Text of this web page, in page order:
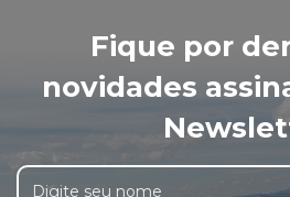
Fique por
novidades